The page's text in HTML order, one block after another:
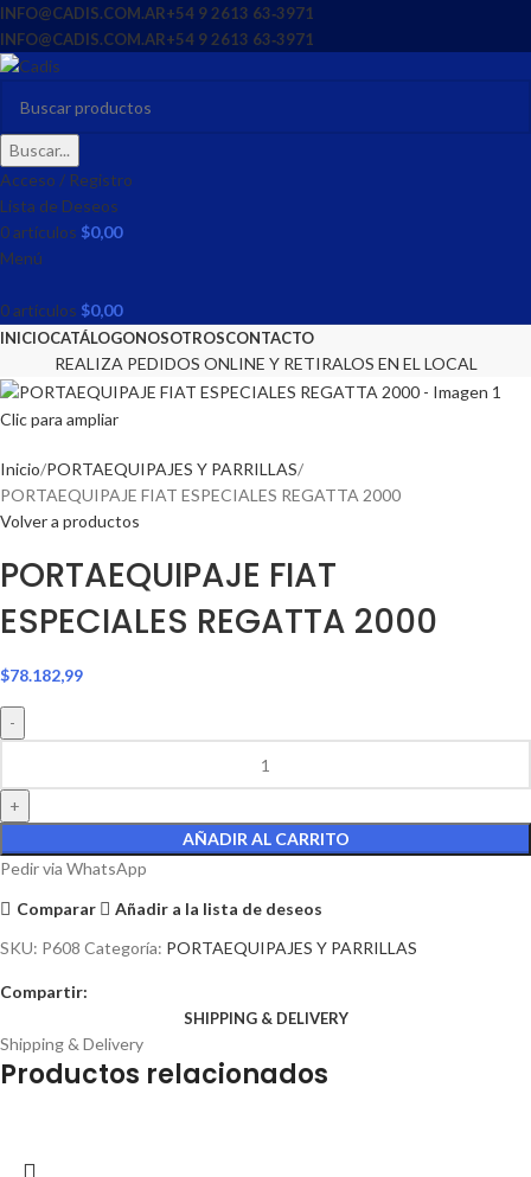
INFO@CADIS.COM.AR‪+54 9 2613 63‑3971‬
INFO@CADIS.COM.AR‪+54 9 2613 63‑3971‬
Buscar...
Acceso / Registro
Lista de Deseos
0artículos $0,00
Menú
0artículos $0,00
INICIOCATÁLOGONOSOTROSCONTACTO
REALIZA PEDIDOS ONLINE Y RETIRALOS EN EL LOCAL
Clic para ampliar
Inicio PORTAEQUIPAJES Y PARRILLAS
PORTAEQUIPAJE FIAT ESPECIALES REGATTA 2000
Volver a productos
PORTAEQUIPAJE FIAT
ESPECIALES REGATTA 2000
$78.182,99
AÑADIR AL CARRITO
Pedir via WhatsApp
Comparar
Añadir a la lista de deseos
SKU: P608 Categoría: PORTAEQUIPAJES Y PARRILLAS
Compartir:
SHIPPING & DELIVERY
Shipping & Delivery
Productos relacionados